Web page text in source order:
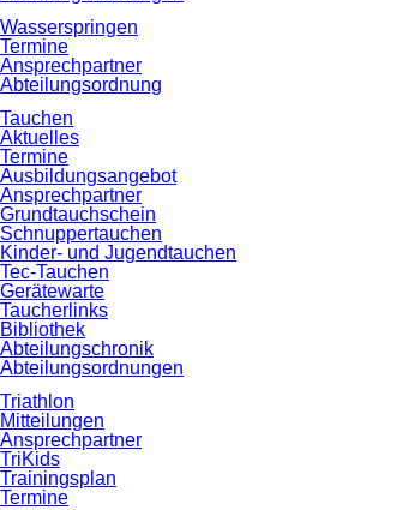
Wasserspringen
Termine
Ansprechpartner
Abteilungsordnung
Tauchen
Aktuelles
Termine
Ausbildungsangebot
Ansprechpartner
Grundtauchschein
Schnuppertauchen
Kinder- und Jugendtauchen
Tec-Tauchen
Gerätewarte
Taucherlinks
Bibliothek
Abteilungschronik
Abteilungsordnungen
Triathlon
Mitteilungen
Ansprechpartner
TriKids
Trainingsplan
Termine